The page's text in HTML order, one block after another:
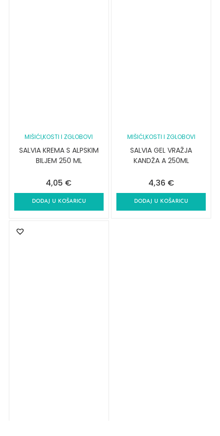
MIŠIĆI,KOSTI I ZGLOBOVI
SALVIA KREMA S ALPSKIM
BILJEM 250 ML
4,05 €
DODAJ U KOŠARICU
MIŠIĆI,KOSTI I ZGLOBOVI
SALVIA GEL VRAŽJA
KANDŽA A 250ML
4,36 €
DODAJ U KOŠARICU